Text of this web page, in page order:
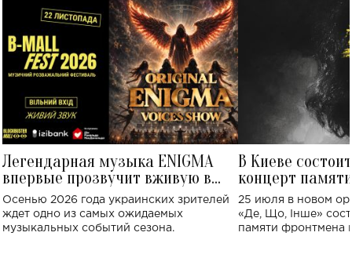
Легендарная музыка ENIGMA
впервые прозвучит вживую в
Украине: где состоится концерт
Осенью 2026 года украинских зрителей
ждет одно из самых ожидаемых
музыкальных событий сезона.
В Киеве
концерт
Клименко:
исполнят песни
25 июля в новом
«Де, Що, Інше»
памяти фронтмена